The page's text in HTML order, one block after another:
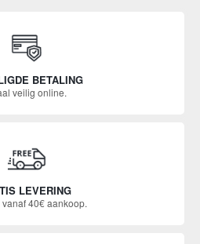
BETALING
veilig online.
LEVERING
40€ aankoop.